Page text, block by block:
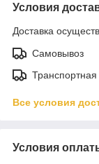
Условия
Доставка
Самовывоз
Все условия
Условия